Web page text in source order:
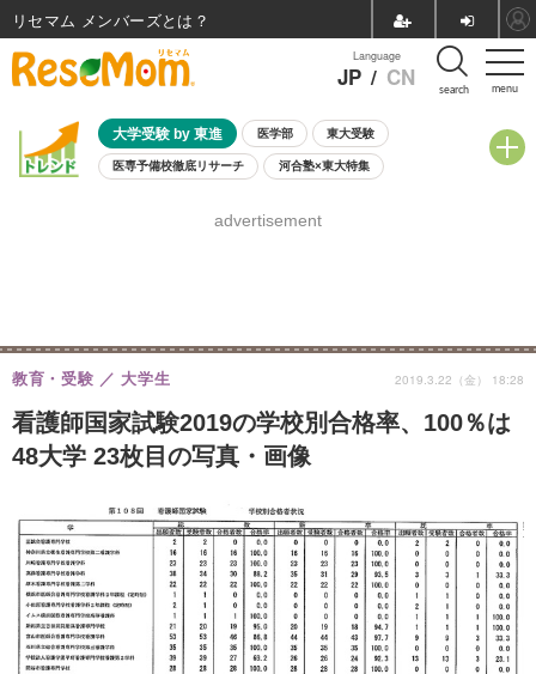
menu
Language
JP / CN search
大学受験 by 東進 医学部 東大受験
医専予備校徹底リサーチ 河合塾×東大特集
8月開催学校説明会・相談会
advertisement
看護師国家試験2019の学校別合格率、100％は
48大学 23枚目の写真・画像
教育・受験 大学生 2019.3.22（金） 18:28
リセマム メンバーズ